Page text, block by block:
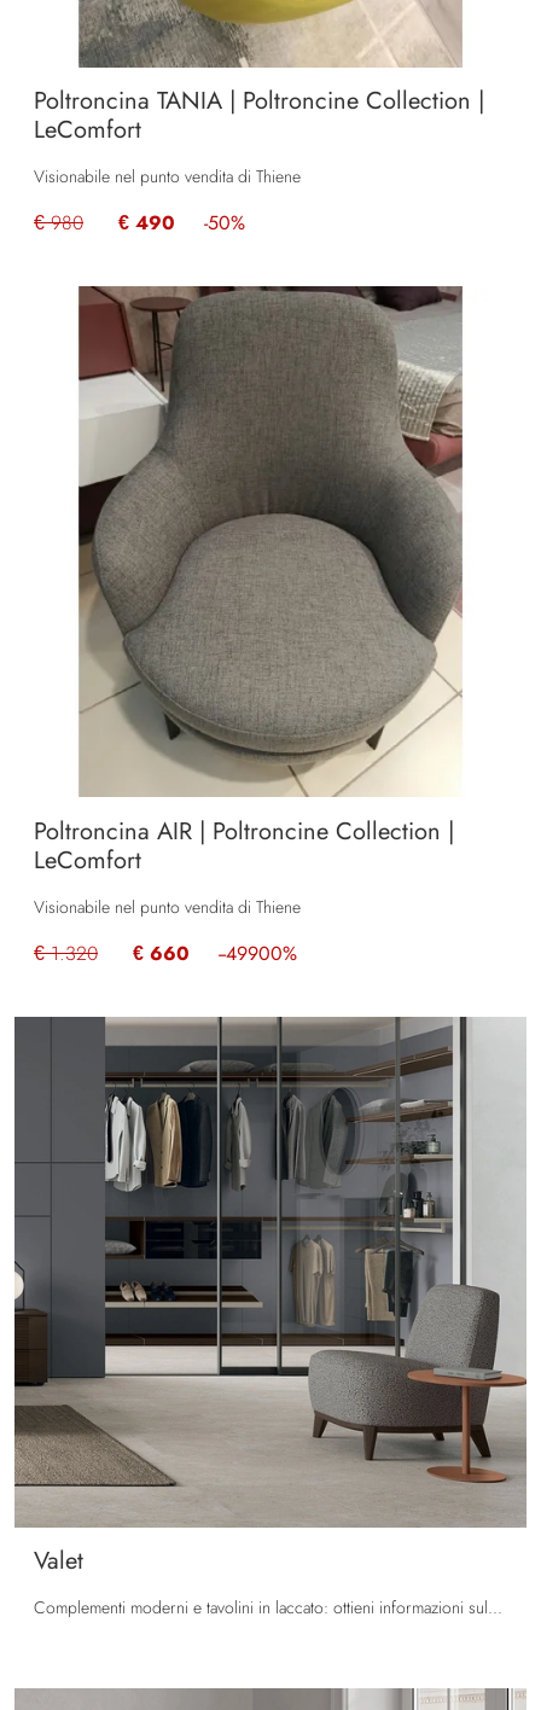
Poltroncina TANIA | Poltroncine Collection |
LeComfort
Visionabile nel punto vendita di Thiene
€ 980 € 490 -50%
Poltroncina AIR | Poltroncine Collection |
LeComfort
Visionabile nel punto vendita di Thiene
€ 1.320 € 660 --49900%
Valet
Complementi moderni e tavolini in laccato: ottieni informazioni sul modello Valet di Tomasella e potrai valorizzare i tuoi locali.